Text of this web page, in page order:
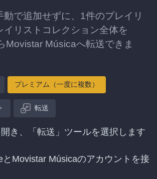
動で追加せずに、1件のプレイリ
イリストコレクション全体を
Movistar Músicaへ転送できま
プレミアム（一度に複数）
転送
き、「転送」ツールを選択します
とMovistar Músicaのアカウントを接